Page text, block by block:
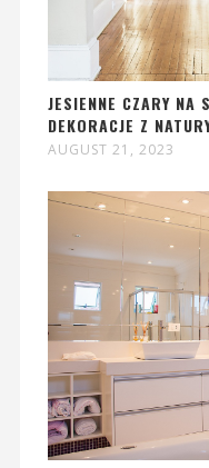
JESIENNE CZARY NA
DEKORACJE Z
AUGUST 21, 2023